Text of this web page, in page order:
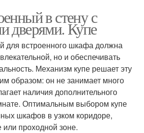
в стену с
дверями. Купе
для встроенного шкафа должна
но и обеспечивать
Механизм купе решает эту
образом: он не занимает много
наличия дополнительного
Оптимальным выбором купе
шкафов в узком коридоре,
проходной зоне.